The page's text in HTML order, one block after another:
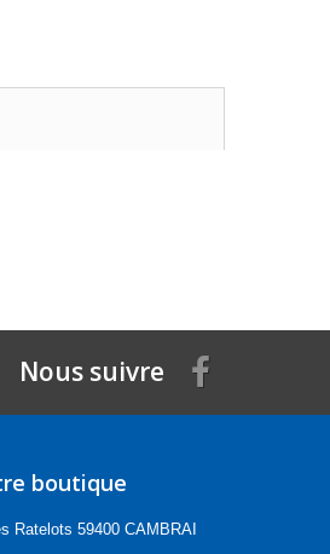
Nous suivre
boutique
Ratelots 59400 CAMBRAI